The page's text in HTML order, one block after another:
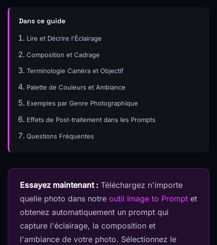
Dans ce guide
Lire et Décrire l'Éclairage
Composition et Cadrage
Terminologie Caméra et Objectif
Palette de Couleurs et Ambiance
Exemples par Genre Photographique
Effets de Post-traitement dans les Prompts
Questions Fréquentes
Essayez maintenant : Téléchargez n'importe
quelle photo dans notre outil Image to Prompt et
obtenez automatiquement un prompt qui
capture l'éclairage, la composition et
l'ambiance de votre photo. Sélectionnez le